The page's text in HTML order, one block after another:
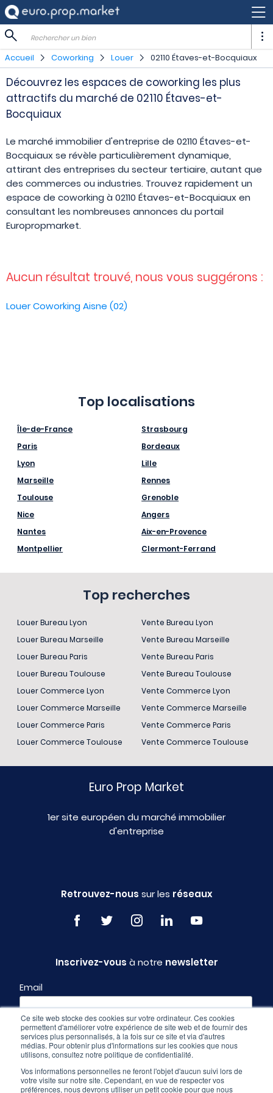
Ce site web stocke des cookies sur votre ordinateur. Ces cookies
permettent d'améliorer votre expérience de site web et de fournir des
services plus personnalisés, à la fois sur ce site et via d'autres
médias. Pour obtenir plus d'informations sur les cookies que nous
utilisons, consultez notre politique de confidentialité.
Vos informations personnelles ne feront l'objet d'aucun suivi lors de
votre visite sur notre site. Cependant, en vue de respecter vos
préférences, nous devrons utiliser un petit cookie pour que nous
Rechercher un bien
Accueil Coworking Louer 02110 Étaves-et-Bocquiaux
Découvrez les espaces de coworking les plus
attractifs du marché de 02110 Étaves-et-
Bocquiaux
Le marché immobilier d'entreprise de 02110 Étaves-et-
Bocquiaux se révèle particulièrement dynamique,
attirant des entreprises du secteur tertiaire, autant que
des commerces ou industries. Trouvez rapidement un
espace de coworking à 02110 Étaves-et-Bocquiaux en
consultant les nombreuses annonces du portail
Europropmarket.
Aucun résultat trouvé, nous vous suggérons :
Louer Coworking Aisne (02)
Top localisations
Île-de-France
Paris
Lyon
Marseille
Toulouse
Nice
Nantes
Montpellier
Strasbourg
Bordeaux
Lille
Rennes
Grenoble
Angers
Aix-en-Provence
Clermont-Ferrand
Top recherches
Louer Bureau Lyon
Louer Bureau Marseille
Louer Bureau Paris
Louer Bureau Toulouse
Louer Commerce Lyon
Louer Commerce Marseille
Louer Commerce Paris
Louer Commerce Toulouse
Vente Bureau Lyon
Vente Bureau Marseille
Vente Bureau Paris
Vente Bureau Toulouse
Vente Commerce Lyon
Vente Commerce Marseille
Vente Commerce Paris
Vente Commerce Toulouse
Euro Prop Market
1er site européen du marché immobilier
d'entreprise
Retrouvez-nous sur les réseaux
Inscrivez-vous à notre newsletter
Email
Profil